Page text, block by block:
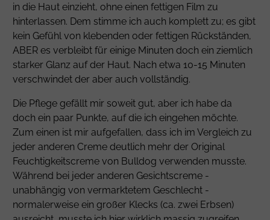
in die Haut einzieht, ohne einen fettigen Film zu
hinterlassen. Dem stimme ich auch komplett zu; es gibt
kein Gefühl von klebenden oder fettigen Rückständen,
ABER es verbleibt für einige Minuten doch ein ziemlich
starker Glanz auf der Haut. Nach etwa 10-15 Minuten
verschwindet der aber auch vollständig.
Die Pflege gefällt mir soweit gut, aber ich habe da
doch ein paar Punkte, auf die ich eingehen möchte.
Zum einen ist mir aufgefallen, dass ich im Vergleich zu
jeder anderen Creme deutlich mehr der Original
Feuchtigkeitscreme von Bulldog verwenden musste.
Während bei jeder anderen Gesichtscreme -
unabhängig von vermarktetem Geschlecht -
normalerweise ein großer Klecks (ca. zwei Erbsen)